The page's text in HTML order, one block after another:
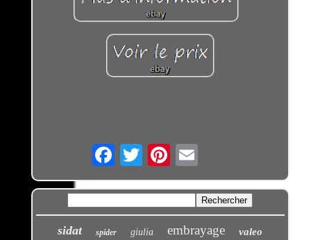
Email
sidat spider giulia embrayage valeo